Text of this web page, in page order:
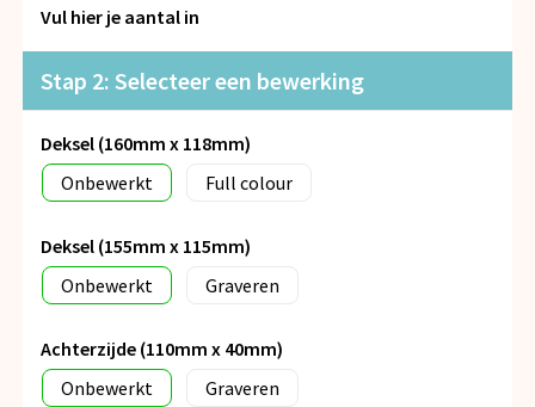
Snoepgoed
Spellen voor binnen en buiten
Veiligheid, Auto en Fiets
Vrije tijd en Strand
Anti-stress
Vul hier je aantal in
Stap 2: Selecteer een bewerking
Deksel (160mm x 118mm)
Onbewerkt
Full colour
Deksel (155mm x 115mm)
Onbewerkt
Graveren
Achterzijde (110mm x 40mm)
Onbewerkt
Graveren